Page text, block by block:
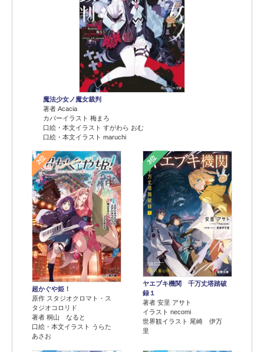
魔法少女ノ魔女裁判
著者 Acacia
カバーイラスト 梅まろ
口絵・本文イラスト すがわら おむ
口絵・本文イラスト maruchi
2位
超かぐや姫！
原作 スタジオクロマト・ス
タジオコロリド
著者 桐山 なると
口絵・本文イラスト うらた
あさお
3位
ヤエブキ機関 千万丈塔踏破
録１
著者 安里 アサト
イラスト necomi
世界観イラスト 尾崎 伊万
里